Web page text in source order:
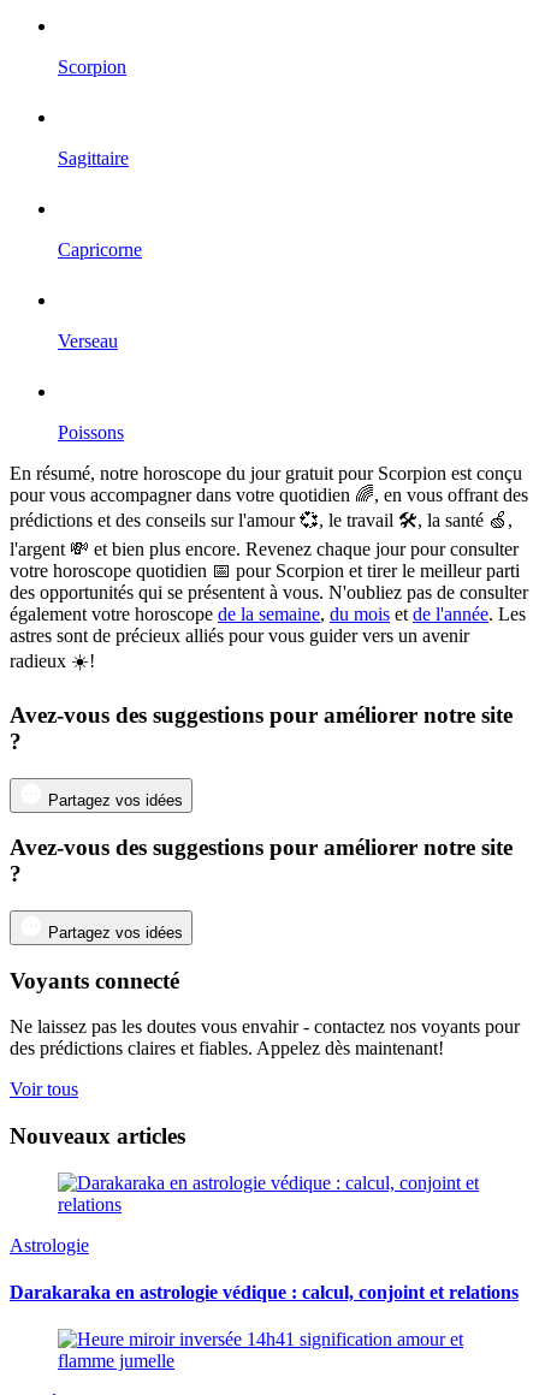
Scorpion
Sagittaire
Capricorne
Verseau
Poissons
En résumé, notre horoscope du jour gratuit pour Scorpion est conçu
pour vous accompagner dans votre quotidien 🌈, en vous offrant des
prédictions et des conseils sur l'amour 💞, le travail 🛠, la santé 🍏,
l'argent 💸 et bien plus encore. Revenez chaque jour pour consulter
votre horoscope quotidien 📅 pour Scorpion et tirer le meilleur parti
des opportunités qui se présentent à vous. N'oubliez pas de consulter
également votre horoscope de la semaine, du mois et de l'année. Les
astres sont de précieux alliés pour vous guider vers un avenir
radieux ☀️!
Avez-vous des suggestions pour améliorer notre site
?
Partagez vos idées
Avez-vous des suggestions pour améliorer notre site
?
Partagez vos idées
Voyants connecté
Ne laissez pas les doutes vous envahir - contactez nos voyants pour
des prédictions claires et fiables. Appelez dès maintenant!
Voir tous
Nouveaux articles
Astrologie
Darakaraka en astrologie védique : calcul, conjoint et relations